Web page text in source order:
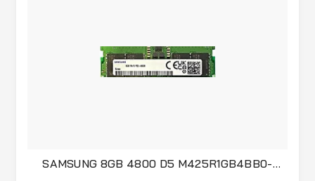
SAMSUNG 8GB 4800 D5 M425R1GB4BB0-